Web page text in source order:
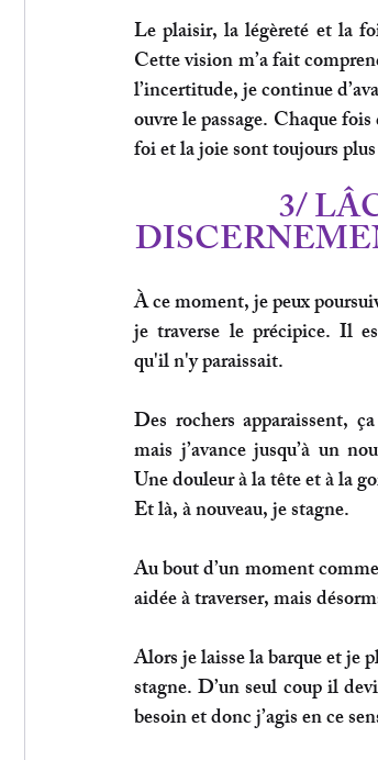
Le plaisir, la légèreté et la
Cette vision m’a fait
l’incertitude, je continue
ouvre le passage. Chaque
foi et la joie sont toujours
3/
À ce moment, je peux
je traverse le précipice. Il
qu'il n'y paraissait.
Des rochers apparaissent,
mais j’avance jusqu’à un
Une douleur à la tête et à la
Et là, à nouveau, je stagne.
Au bout d’un moment
aidée à traverser, mais
Alors je laisse la barque et je
stagne. D’un seul coup il
besoin et donc j’agis en ce